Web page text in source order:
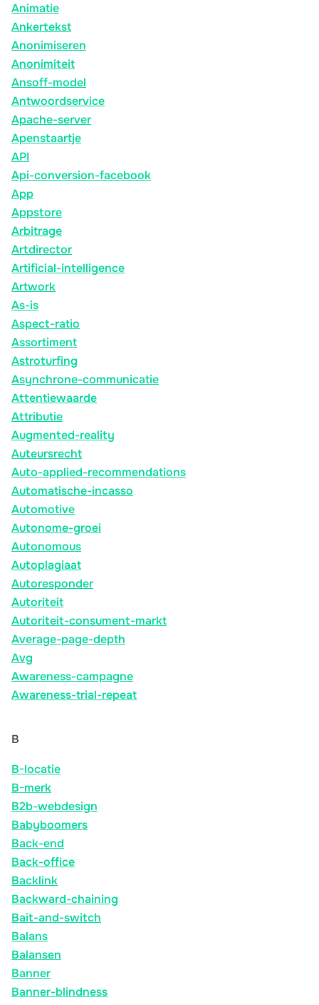
Animatie
Ankertekst
Anonimiseren
Anonimiteit
Ansoff-model
Antwoordservice
Apache-server
Apenstaartje
API
Api-conversion-facebook
App
Appstore
Arbitrage
Artdirector
Artificial-intelligence
Artwork
As-is
Aspect-ratio
Assortiment
Astroturfing
Asynchrone-communicatie
Attentiewaarde
Attributie
Augmented-reality
Auteursrecht
Auto-applied-recommendations
Automatische-incasso
Automotive
Autonome-groei
Autonomous
Autoplagiaat
Autoresponder
Autoriteit
Autoriteit-consument-markt
Average-page-depth
Avg
Awareness-campagne
Awareness-trial-repeat
B
B-locatie
B-merk
B2b-webdesign
Babyboomers
Back-end
Back-office
Backlink
Backward-chaining
Bait-and-switch
Balans
Balansen
Banner
Banner-blindness